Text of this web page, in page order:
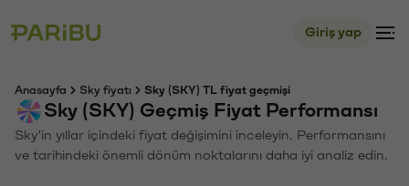
Giriş yap
Anasayfa Sky fiyatı Sky (SKY) TL fiyat geçmişi
Sky (SKY) Geçmiş Fiyat Performansı
Sky'in yıllar içindeki fiyat değişimini inceleyin. Performansını
ve tarihindeki önemli dönüm noktalarını daha iyi analiz edin.